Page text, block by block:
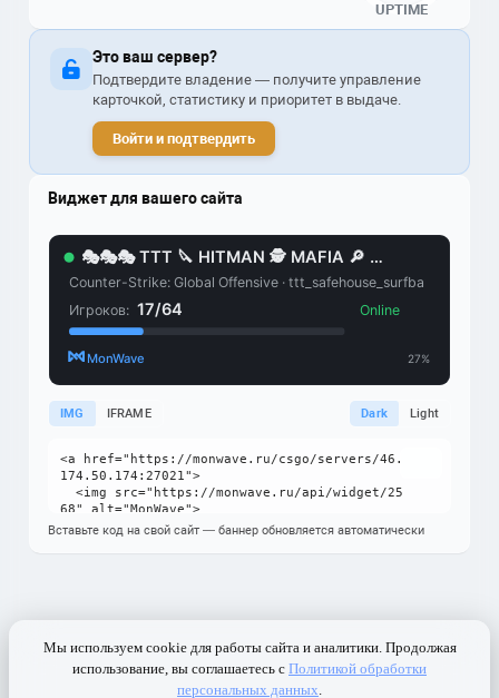
UPTIME
Это ваш сервер?
Подтвердите владение — получите управление
карточкой, статистику и приоритет в выдаче.
Войти и подтвердить
Виджет для вашего сайта
IMG IFRAME Dark Light
Вставьте код на свой сайт — баннер обновляется автоматически